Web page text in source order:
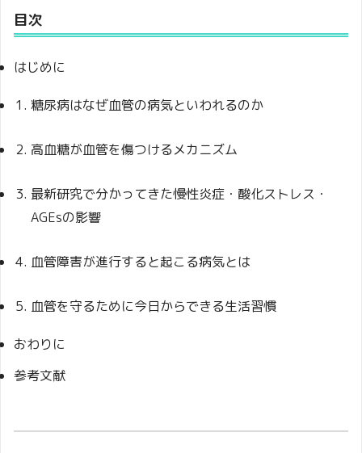
目次
はじめに
糖尿病はなぜ血管の病気といわれるのか
高血糖が血管を傷つけるメカニズム
最新研究で分かってきた慢性炎症・酸化ストレス・
AGEsの影響
血管障害が進行すると起こる病気とは
血管を守るために今日からできる生活習慣
おわりに
参考文献